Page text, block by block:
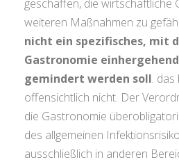
geschaffen, die wirtschaftliche
weiteren Maßnahmen zu
nicht ein spezifisches, mit
Gastronomie
gemindert werden soll.
offensichtlich nicht. Der
die Gastronomie
des allgemeinen
ausschließlich in anderen